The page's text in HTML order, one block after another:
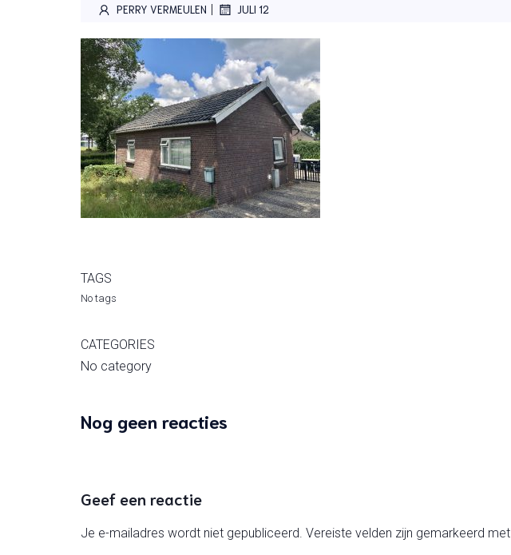
PERRY VERMEULEN | JULI 12
TAGS
No tags
CATEGORIES
No category
Nog geen reacties
Geef een reactie
Je e-mailadres wordt niet gepubliceerd. Vereiste velden zijn gemarkeerd met